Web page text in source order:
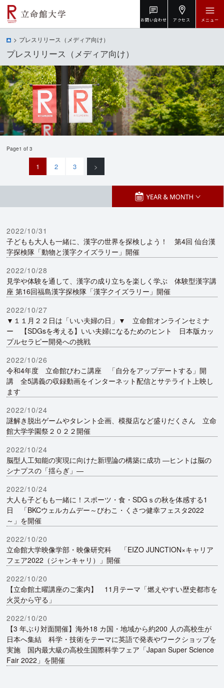
お問い合わせ アクセス メニュー
プレスリリース（メディア向け）
プレスリリース（メディア向け）
Page1 of 3
1 2 3 >
2022/10/31
子どもも大人も一緒に、漢字の世界を探検しよう！ 第4回 仙台漢
字探検隊「動物と漢字クイズラリー」開催
2022/10/28
見学や体験を通して、漢字の成り立ちを楽しく学ぶ 体験型漢字講
座 第16回福島漢字探検隊「漢字クイズラリー」開催
2022/10/27
▼１１月２２日は「いい夫婦の日」▼ 立命館オンラインセミナ
ー 【SDGsを考える】いい夫婦になるためのヒント 日本版カッ
プルセラピー開発への挑戦
2022/10/26
令和4年度 立命館びわこ講座 「自分をアップデートする」開
講 全5講義の収録動画をインターネット配信とサテライト上映し
ます
2022/10/24
謎解き脱出ゲームやタレント企画、模擬店など盛りだくさん 立命
館大学学園祭２０２２開催
2022/10/24
脳型人工知能の実現に向けた新理論の構築に成功 ―ヒントは脳の
シナプスの「揺らぎ」―
2022/10/24
大人も子どもも一緒に！スポーツ・食・SDGｓの秋を体感する1
日 「BKCウェルカムデー～びわこ・くさつ健幸フェスタ2022
～」を開催
2022/10/20
立命館大学映像学部・映像研究科 「EIZO JUNCTION×キャリア
フェア2022（ジャンキャリ）」開催
2022/10/20
【立命館土曜講座のご案内】 11月テーマ「燃えやすい歴史都市を
火災から守る」
2022/10/20
【3 年ぶり対面開催】海外18 カ国・地域から約200 人の高校生が
日本へ集結 科学・技術をテーマに英語で発表やワークショップを
実施 国内最大級の高校生国際科学フェア「Japan Super Science
Fair 2022」を開催